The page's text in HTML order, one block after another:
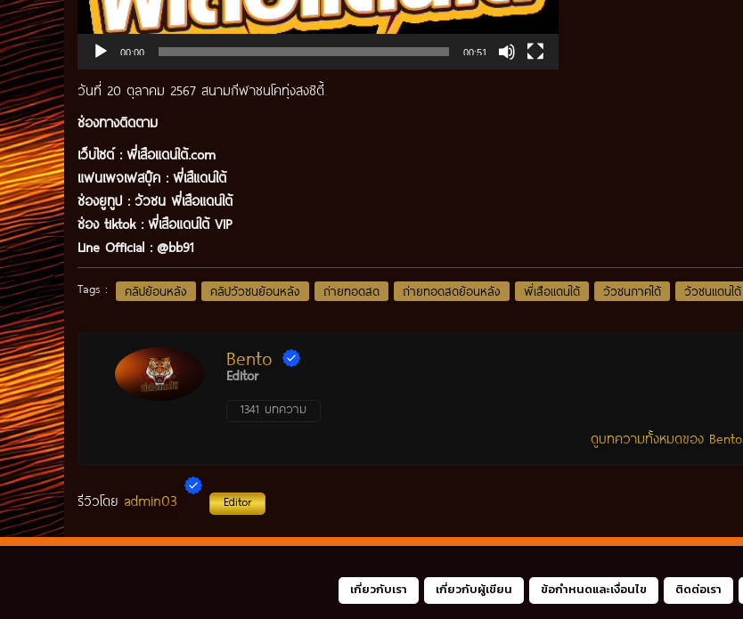
00:00 00:51
วันที่ 20 ตุลาคม 2567 สนามกีฬาชนโคทุ่งสงซิตี้
ช่องทางติดตาม
เว็บไซต์ : พี่เสือแดนใต้.com
แฟนเพจเฟสบุ๊ค : พี่เสืแดนใต้
ช่องยูทูป : วัวชน พี่เสือแดนใต้
ช่อง tiktok : พี่เสือแดนใต้ VIP
Line Official : @bb91
Tags : คลิปย้อนหลัง คลิปวัวชนย้อนหลัง ถ่ายทอดสด ถ่ายทอดสดย้อนหลัง พี่เสือแดนใต้ วัวชนภาคใต้ วัวชนแดนใต้
Bento
Editor
1341 บทความ
ดูบทความทั้งหมดของ Bento
รีวิวโดย admin03 Editor
เกี่ยวกับเรา เกี่ยวกับผู้เขียน ข้อกำหนดและเงื่อนไข ติดต่อเรา